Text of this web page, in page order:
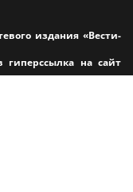
издания «Вести-
на сайт